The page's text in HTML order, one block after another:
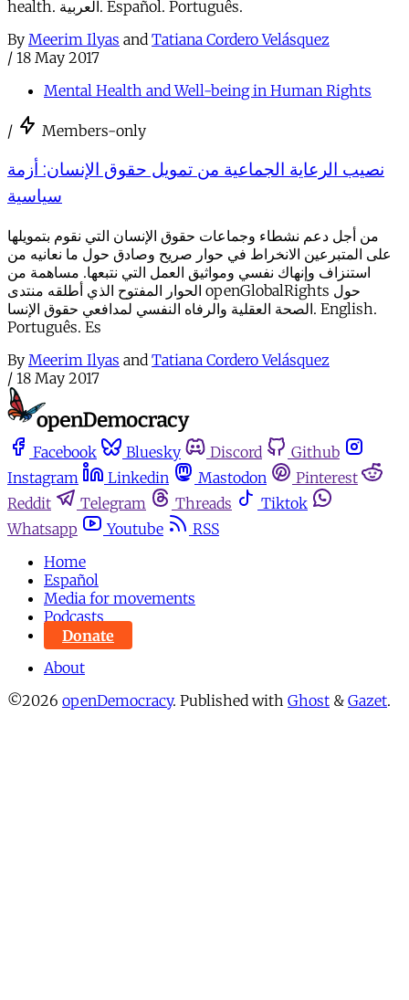
health. العربية. Español. Português.
By Meerim Ilyas and Tatiana Cordero Velásquez
/ 18 May 2017
Mental Health and Well-being in Human Rights
/ Members-only
نصيب الرعاية الجماعية من تمويل حقوق الإنسان: أزمة
سياسية
من أجل دعم نشطاء وجماعات حقوق الإنسان التي نقوم بتمويلها
على المتبرعين الانخراط في حوار صريح وصادق حول ما نعانيه من
استنزاف وإنهاك نفسي ومواثيق العمل التي نتبعها. مساهمة من
الحوار المفتوح الذي أطلقه منتدى openGlobalRights حول
الصحة العقلية والرفاه النفسي لمدافعي حقوق الإنسا. English.
Português. Es
By Meerim Ilyas and Tatiana Cordero Velásquez
/ 18 May 2017
Facebook Bluesky Discord
Github
Instagram
Linkedin Mastodon
Pinterest
Reddit
Telegram Threads
Tiktok
Whatsapp
Youtube
RSS
Home
Español
Media for movements
Podcasts
Donate
About
©2026 openDemocracy. Published with Ghost & Gazet.